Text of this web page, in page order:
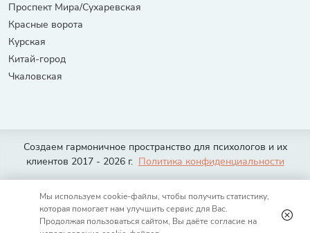
Проспект Мира/Сухаревская
Красные ворота
Курская
Китай-город
Чкаловская
Создаем гармоничное пространство для психологов и их
клиентов 2017 - 2026 г. Политика конфиденциальности
Нижний Новгород Новосибирск Омск
Ростов-на-Дону
Самара
Уфа Челябинск Красноярск Краснодар
Воронеж
Пермь
Саратов
Мы используем cookie-файлы, чтобы получить статистику,
которая помогает нам улучшить сервис для Вас.
Продолжая пользоваться сайтом, Вы даёте согласие на